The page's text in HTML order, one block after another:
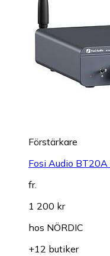
Förstärkare
Fosi Audio BT20A
fr.
1 200 kr
hos NÖRDIC
+12 butiker